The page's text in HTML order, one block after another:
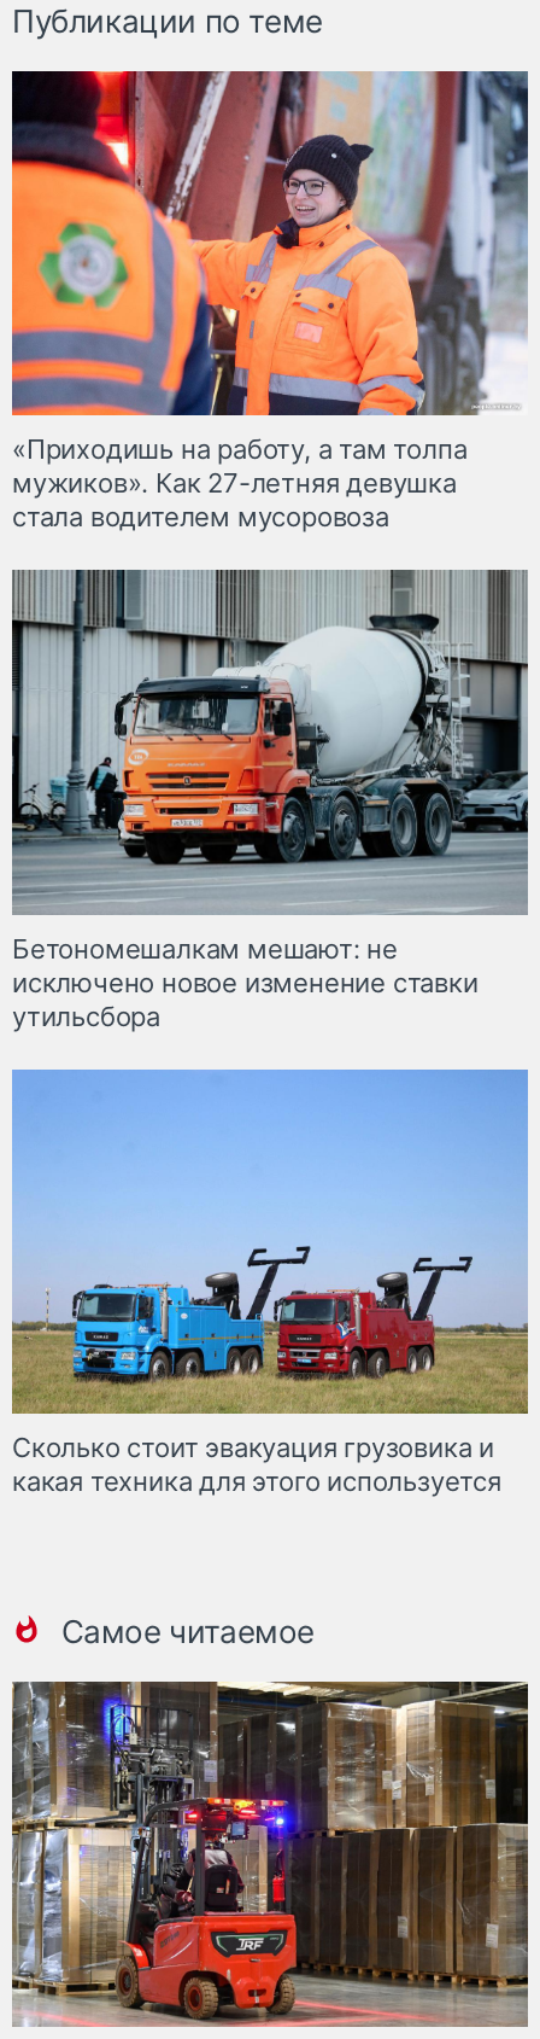
Публикации по теме
«Приходишь на работу, а там толпа
мужиков». Как 27-летняя девушка
стала водителем мусоровоза
Бетономешалкам мешают: не
исключено новое изменение ставки
утильсбора
Сколько стоит эвакуация грузовика и
какая техника для этого используется
Самое читаемое